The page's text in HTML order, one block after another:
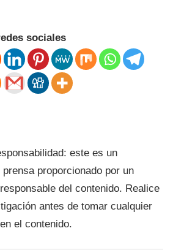
sociales
este es un
proporcionado por un
del contenido. Realice
antes de tomar cualquier
el contenido.